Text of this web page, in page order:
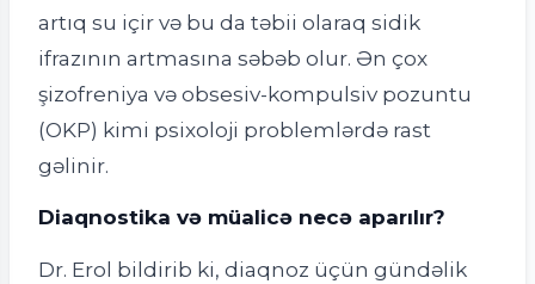
artıq su içir və bu da təbii olaraq sidik
ifrazının artmasına səbəb olur. Ən çox
şizofreniya və obsesiv-kompulsiv pozuntu
(OKP) kimi psixoloji problemlərdə rast
gəlinir.
Diaqnostika və müalicə necə aparılır?
Dr. Erol bildirib ki, diaqnoz üçün gündəlik